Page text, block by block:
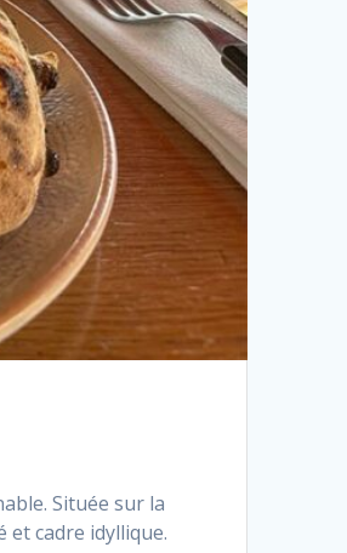
Située sur la
cadre idyllique.